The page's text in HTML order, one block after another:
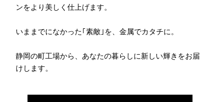
ンをより美しく仕上げます。
いままでになかった｢素敵｣を、金属でカタチに。
静岡の町工場から、あなたの暮らしに新しい輝きをお届
けします。